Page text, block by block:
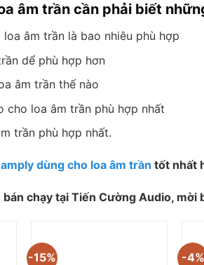
âm trần cần phải biết
âm trần là bao nhiêu phù hợp
dể phù hợp hơn
âm trần thế nào
cho loa âm trần phù hợp nhất
trần phù hợp nhất.
amply dùng cho loa âm trần tốt nhất
chạy tại Tiến Cường Audio, mời
-15% -4%